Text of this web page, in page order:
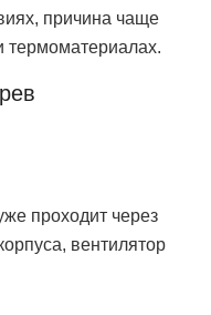
причина чаще
термоматериалах.
проходит через
вентилятор